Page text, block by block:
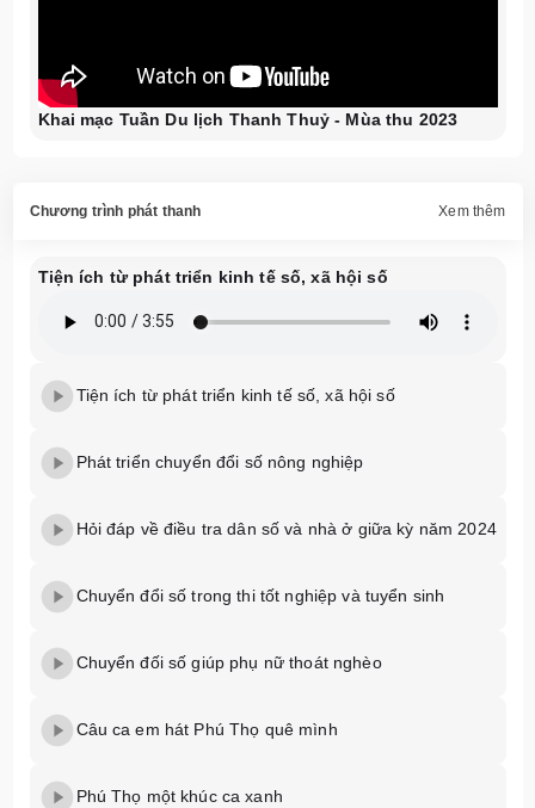
Khai mạc Tuần Du lịch Thanh Thuỷ - Mùa thu 2023
Chương trình phát thanh Xem thêm
Tiện ích từ phát triển kinh tế số, xã hội số
Tiện ích từ phát triển kinh tế số, xã hội số
Phát triển chuyển đổi số nông nghiệp
Hỏi đáp về điều tra dân số và nhà ở giữa kỳ năm 2024
Chuyển đổi số trong thi tốt nghiệp và tuyển sinh
Chuyển đối số giúp phụ nữ thoát nghèo
Câu ca em hát Phú Thọ quê mình
Phú Thọ một khúc ca xanh